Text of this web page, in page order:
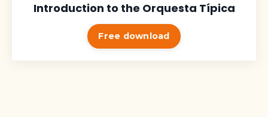
Introduction to the Orquesta Típica
Free download